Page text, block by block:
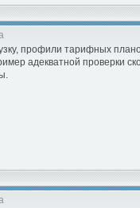
профили тарифных
адекватной проверки